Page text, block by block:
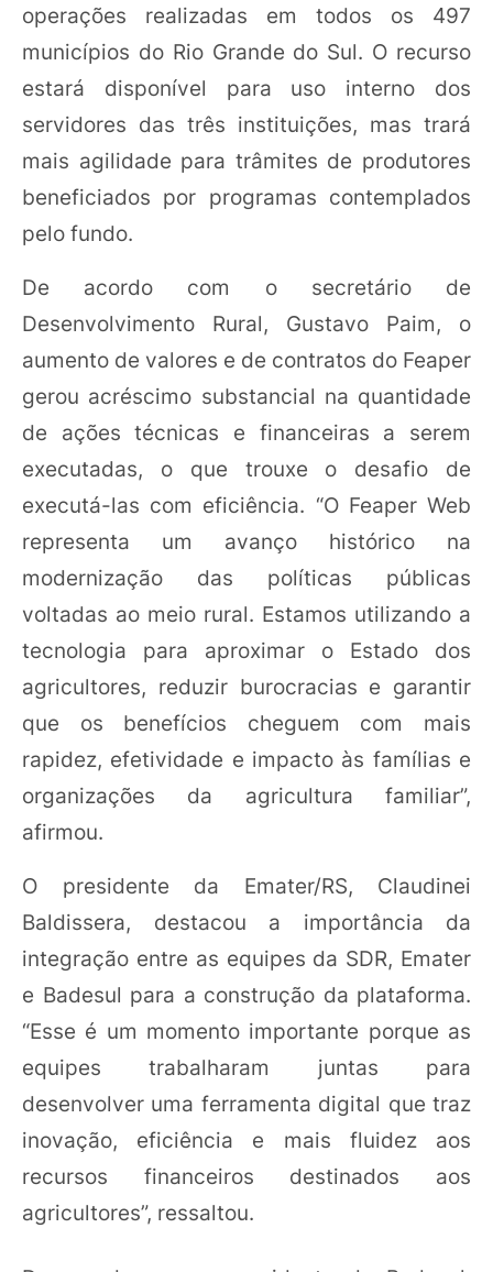
operações realizadas em todos os 497
municípios do Rio Grande do Sul. O recurso
estará disponível para uso interno dos
servidores das três instituições, mas trará
mais agilidade para trâmites de produtores
beneficiados por programas contemplados
pelo fundo.
De acordo com o secretário de
Desenvolvimento Rural, Gustavo Paim, o
aumento de valores e de contratos do Feaper
gerou acréscimo substancial na quantidade
de ações técnicas e financeiras a serem
executadas, o que trouxe o desafio de
executá-las com eficiência. “O Feaper Web
representa um avanço histórico na
modernização das políticas públicas
voltadas ao meio rural. Estamos utilizando a
tecnologia para aproximar o Estado dos
agricultores, reduzir burocracias e garantir
que os benefícios cheguem com mais
rapidez, efetividade e impacto às famílias e
organizações da agricultura familiar”,
afirmou.
O presidente da Emater/RS, Claudinei
Baldissera, destacou a importância da
integração entre as equipes da SDR, Emater
e Badesul para a construção da plataforma.
“Esse é um momento importante porque as
equipes trabalharam juntas para
desenvolver uma ferramenta digital que traz
inovação, eficiência e mais fluidez aos
recursos financeiros destinados aos
agricultores”, ressaltou.